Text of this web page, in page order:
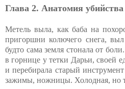
Глава 2. Анатомия убийства
Метель выла, как баба на
пригоршни колючего снега,
будто сама земля стонала от
в горнице у тетки Дарьи, своей
и перебирала старый
зажимы, ножницы. Холодная, но